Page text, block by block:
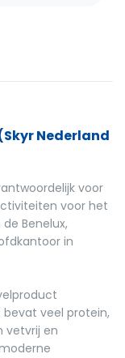
Nederland
voor
voor het
Benelux,
in
bevat veel protein,
vetvrij en